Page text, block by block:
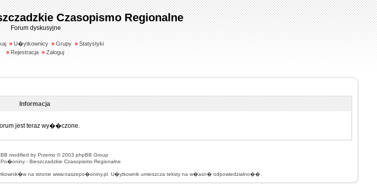
Czasopismo Regionalne
Forum dyskusyjne
» U�ytkownicy » Grupy » Statystyki
» Rejestracja » Zaloguj
Informacja
jest teraz wy��czone.
modified by Przemo © 2003 phpBB Group
- Bieszczadzkie Czasopismo Regionalne
na stronie www.naszepo�oniny.pl. U�ytkownik umieszcza teksty na w�asn� odpowiedzialno��.